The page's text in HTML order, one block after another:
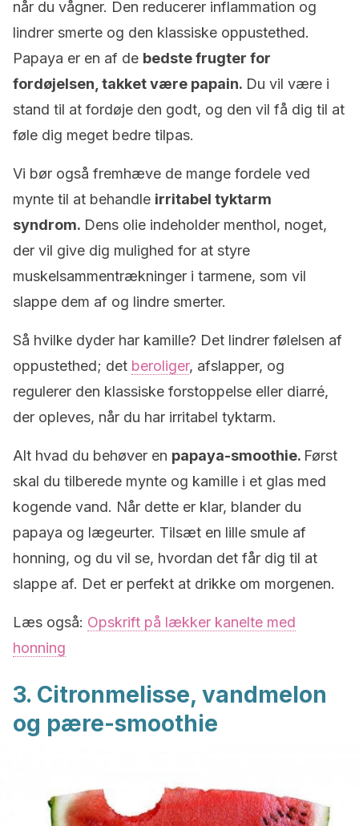
når du vågner. Den reducerer inflammation og
lindrer smerte og den klassiske oppustethed.
Papaya er en af de bedste frugter for
fordøjelsen, takket være papain. Du vil være i
stand til at fordøje den godt, og den vil få dig til at
føle dig meget bedre tilpas.
Vi bør også fremhæve de mange fordele ved
mynte til at behandle irritabel tyktarm
syndrom. Dens olie indeholder menthol, noget,
der vil give dig mulighed for at styre
muskelsammentrækninger i tarmene, som vil
slappe dem af og lindre smerter.
Så hvilke dyder har kamille? Det lindrer følelsen af ​​
oppustethed; det beroliger, afslapper, og
regulerer den klassiske forstoppelse eller diarré,
der opleves, når du har irritabel tyktarm.
Alt hvad du behøver en papaya-smoothie. Først
skal du tilberede mynte og kamille i et glas med
kogende vand. Når dette er klar, blander du
papaya og lægeurter. Tilsæt en lille smule af
honning, og du vil se, hvordan det får dig til at
slappe af. Det er perfekt at drikke om morgenen.
Læs også: Opskrift på lækker kanelte med
honning
3. Citronmelisse, vandmelon
og pære-smoothie